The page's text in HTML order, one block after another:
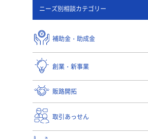
ニーズ別相談カテゴリー
補助金・助成金
創業・新事業
販路開拓
取引あっせん